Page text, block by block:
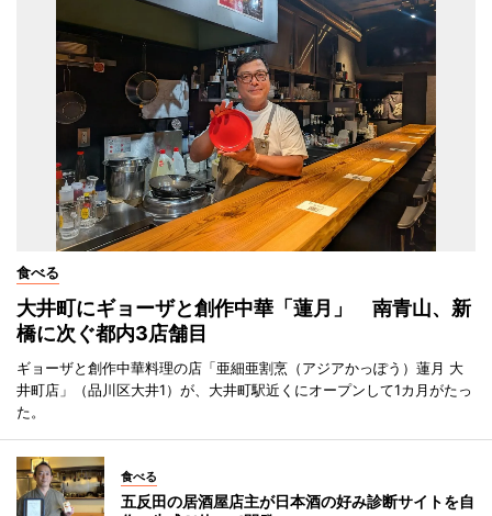
食べる
大井町にギョーザと創作中華「蓮月」 南青山、新
橋に次ぐ都内3店舗目
ギョーザと創作中華料理の店「亜細亜割烹（アジアかっぽう）蓮月 大
井町店」（品川区大井1）が、大井町駅近くにオープンして1カ月がたっ
た。
食べる
五反田の居酒屋店主が日本酒の好み診断サイトを自